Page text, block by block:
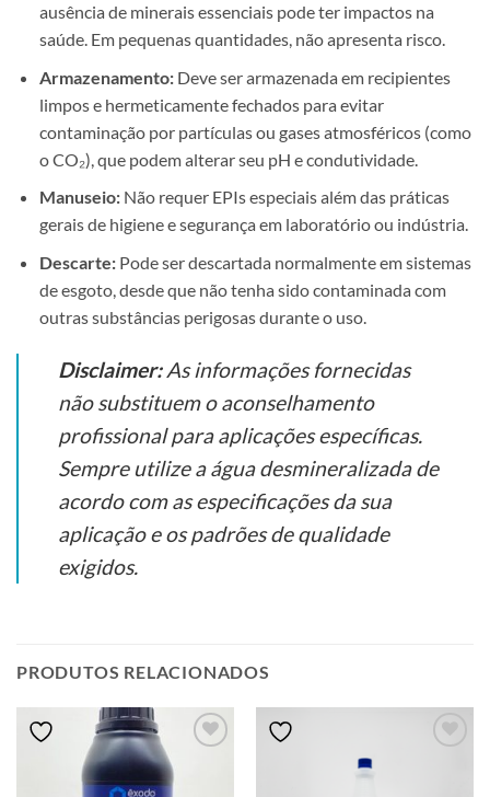
ausência de minerais essenciais pode ter impactos na
saúde. Em pequenas quantidades, não apresenta risco.
Armazenamento:Deve ser armazenada em recipientes
limpos e hermeticamente fechados para evitar
contaminação por partículas ou gases atmosféricos (como
o CO₂), que podem alterar seu pH e condutividade.
Manuseio:Não requer EPIs especiais além das práticas
gerais de higiene e segurança em laboratório ou indústria.
Descarte:Pode ser descartada normalmente em sistemas
de esgoto, desde que não tenha sido contaminada com
outras substâncias perigosas durante o uso.
Disclaimer:As informações fornecidas
não substituem o aconselhamento
profissional para aplicações específicas.
Sempre utilize a água desmineralizada de
acordo com as especificações da sua
aplicação e os padrões de qualidade
exigidos.
PRODUTOS RELACIONADOS